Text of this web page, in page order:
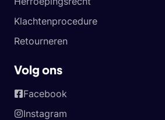
Klachtenprocedure
Retourneren
Volg ons
Facebook
Instagram